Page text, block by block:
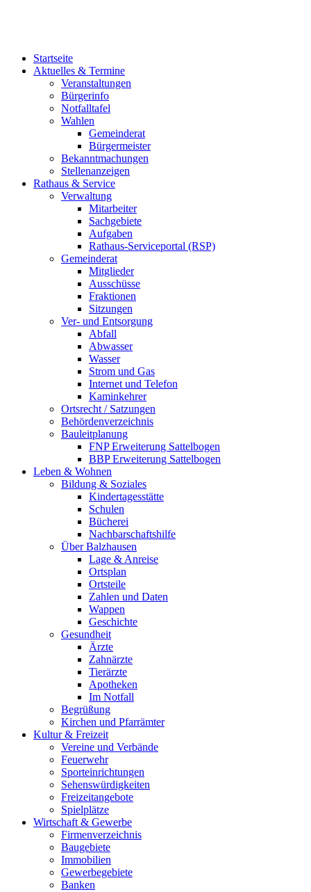
Startseite
Aktuelles & Termine
Veranstaltungen
Bürgerinfo
Notfalltafel
Wahlen
Gemeinderat
Bürgermeister
Bekanntmachungen
Stellenanzeigen
Rathaus & Service
Verwaltung
Mitarbeiter
Sachgebiete
Aufgaben
Rathaus-Serviceportal (RSP)
Gemeinderat
Mitglieder
Ausschüsse
Fraktionen
Sitzungen
Ver- und Entsorgung
Abfall
Abwasser
Wasser
Strom und Gas
Internet und Telefon
Kaminkehrer
Ortsrecht / Satzungen
Behördenverzeichnis
Bauleitplanung
FNP Erweiterung Sattelbogen
BBP Erweiterung Sattelbogen
Leben & Wohnen
Bildung & Soziales
Kindertagesstätte
Schulen
Bücherei
Nachbarschaftshilfe
Über Balzhausen
Lage & Anreise
Ortsplan
Ortsteile
Zahlen und Daten
Wappen
Geschichte
Gesundheit
Ärzte
Zahnärzte
Tierärzte
Apotheken
Im Notfall
Begrüßung
Kirchen und Pfarrämter
Kultur & Freizeit
Vereine und Verbände
Feuerwehr
Sporteinrichtungen
Sehenswürdigkeiten
Freizeitangebote
Spielplätze
Wirtschaft & Gewerbe
Firmenverzeichnis
Baugebiete
Immobilien
Gewerbegebiete
Banken